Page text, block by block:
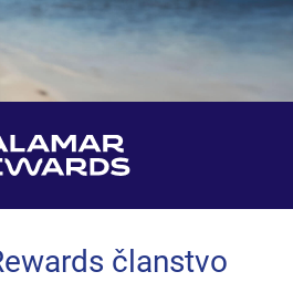
članstvo